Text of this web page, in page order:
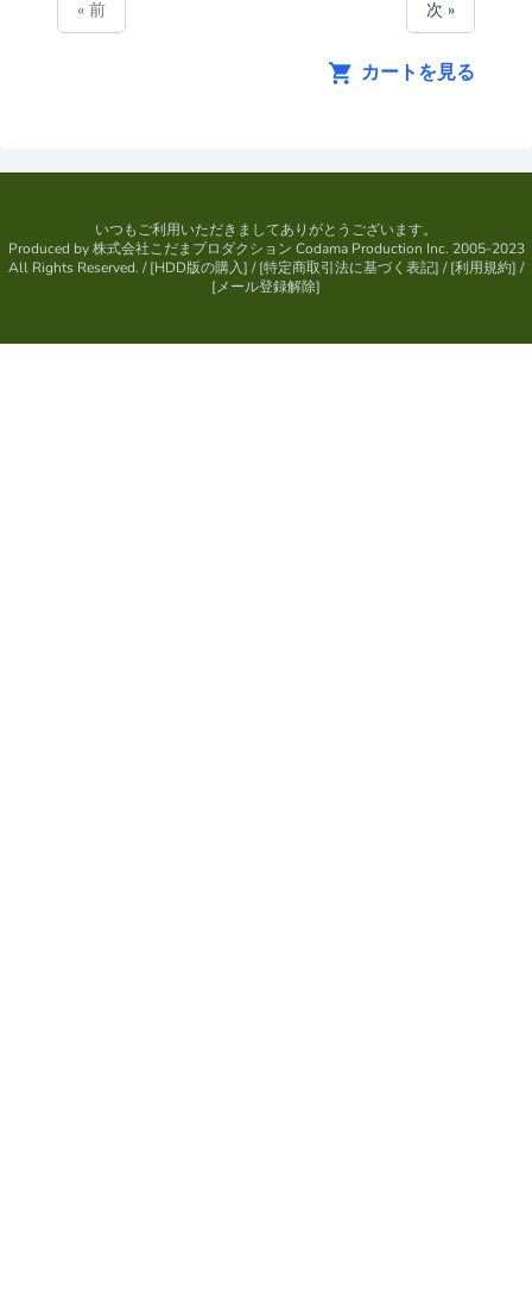
« 前 次 »
カートを見る
いつもご利用いただきましてありがとうございます。
Produced by株式会社こだまプロダクション Codama Production Inc. 2005-2023
All Rights Reserved. / [HDD版の購入] / [特定商取引法に基づく表記] / [利用規約] /
[メール登録解除]